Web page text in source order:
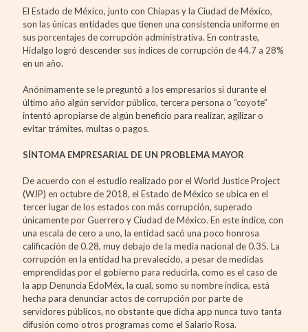
El Estado de México, junto con Chiapas y la Ciudad de México,
son las únicas entidades que tienen una consistencia uniforme en
sus porcentajes de corrupción administrativa. En contraste,
Hidalgo logró descender sus índices de corrupción de 44.7 a 28%
en un año.
Anónimamente se le preguntó a los empresarios si durante el
último año algún servidor público, tercera persona o “coyote”
intentó apropiarse de algún beneficio para realizar, agilizar o
evitar trámites, multas o pagos.
SÍNTOMA EMPRESARIAL DE UN PROBLEMA MAYOR
De acuerdo con el estudio realizado por el World Justice Project
(WJP) en octubre de 2018, el Estado de México se ubica en el
tercer lugar de los estados con más corrupción, superado
únicamente por Guerrero y Ciudad de México. En este índice, con
una escala de cero a uno, la entidad sacó una poco honrosa
calificación de 0.28, muy debajo de la media nacional de 0.35. La
corrupción en la entidad ha prevalecido, a pesar de medidas
emprendidas por el gobierno para reducirla, como es el caso de
la app Denuncia EdoMéx, la cual, somo su nombre indica, está
hecha para denunciar actos de corrupción por parte de
servidores públicos, no obstante que dicha app nunca tuvo tanta
difusión como otros programas como el Salario Rosa.